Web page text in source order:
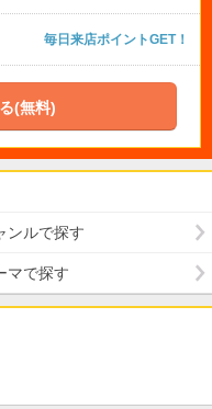
毎日来店ポイントGET！
(無料)
ンルで探す
マで探す